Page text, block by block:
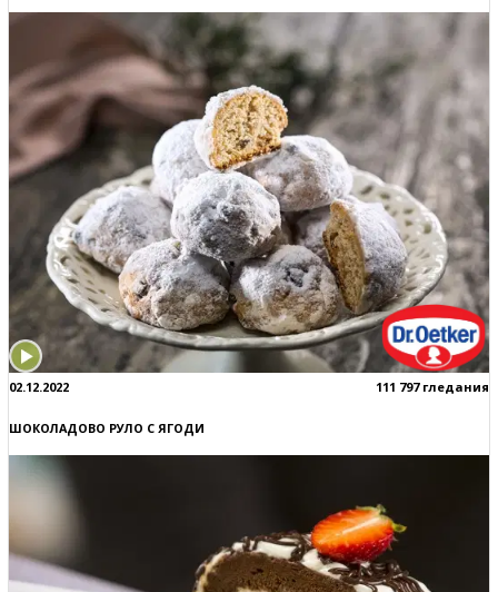
02.12.2022 111 797 гледания
ШОКОЛАДОВО РУЛО С ЯГОДИ